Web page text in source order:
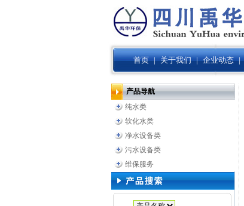
首页 | 关于我们 | 企业动态 |
产品导航
纯水类
软化水类
净水设备类
污水设备类
维保服务